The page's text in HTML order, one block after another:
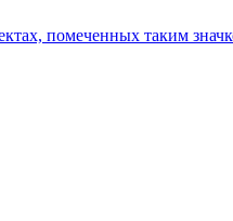
помеченных таким